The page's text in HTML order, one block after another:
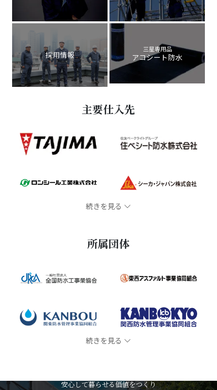
採用情報
三星専用品
アコシート防水
主要仕入先
続きを見る
所属団体
続きを見る
安心して暮らせる価値をつくり